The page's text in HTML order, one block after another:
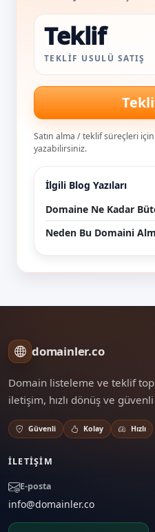
Teklif
TEKLIF USULÜ SATIŞ
Satın alma / teklif süreçleri için
yazabilirsiniz.
İlgili Blog Yazıları
Domaine Ne Kadar
Neden Bu Domaini
domainler.co
Domain listeleme ve teklif
iletişim, hızlı dönüş ve
Güvenli Kolay Hızlı
İLETIŞIM
E-posta
info@domainler.co